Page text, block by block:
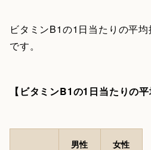
ビタミンB1の1日当たりの平
です。
【ビタミンB1の1日当たりの平
男性 女性